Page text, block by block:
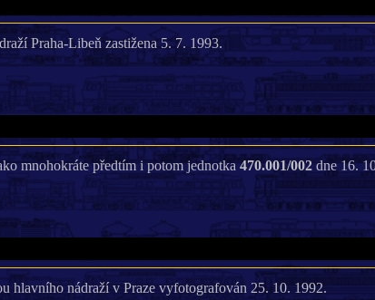
Praha-Libeň zastižena 5. 7. 1993.
mnohokráte předtím i potom jednotka470.001/002 dne 16.
hlavního nádraží v Praze vyfotografován 25. 10. 1992.